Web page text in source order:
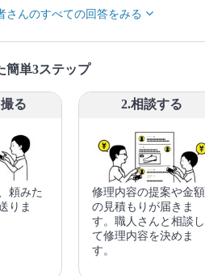
さんのすべての回答をみる
簡単3ステップ
る
頼みた
りま
2.相談する
修理内容の提案や金額
の見積もりが届きま
す。職人さんと相談し
て修理内容を決めま
す。